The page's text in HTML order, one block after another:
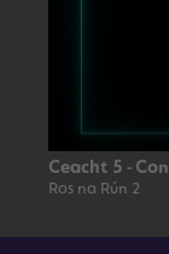
Ceacht 5 -
Ros na Rún 2